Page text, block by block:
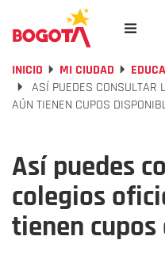
INICIO MI CIUDAD
ASÍ PUEDES CONSULTAR
AÚN TIENEN CUPOS
Así puedes
colegios
tienen